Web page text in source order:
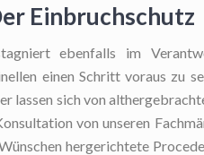
Einbruchschutz
ebenfalls im
einen Schritt voraus zu
lassen sich von
von unseren
hergerichtete